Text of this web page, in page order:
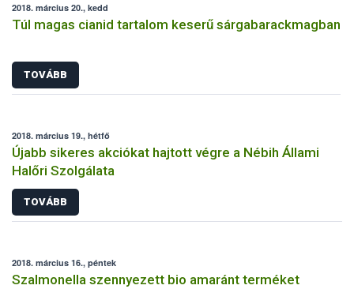
2018. március 20., kedd
Túl magas cianid tartalom keserű sárgabarackmagban
TOVÁBB
2018. március 19., hétfő
Újabb sikeres akciókat hajtott végre a Nébih Állami
Halőri Szolgálata
TOVÁBB
2018. március 16., péntek
Szalmonella szennyezett bio amaránt terméket